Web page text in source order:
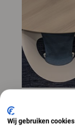
Wij gebruiken cookies